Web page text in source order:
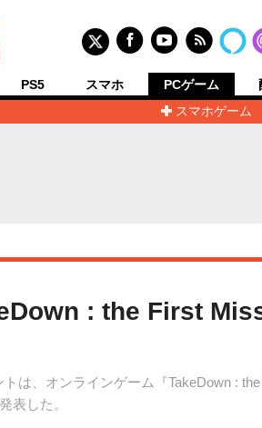
PS5 スマホ
PCゲーム
スマホゲーム
: the First
は、オンラインゲーム『TakeDown :
表した。